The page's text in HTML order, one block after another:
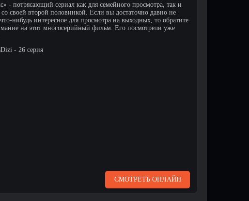
- потрясающий сериал как для семейного просмотра, так и
со своей второй половинкой. Если вы достаточно давно не
нибудь интересное для просмотра на выходных, то обратите
на этот многосерийный фильм. Его посмотрели уже
- 26 серия
СМОТРЕТЬ ОНЛАЙН